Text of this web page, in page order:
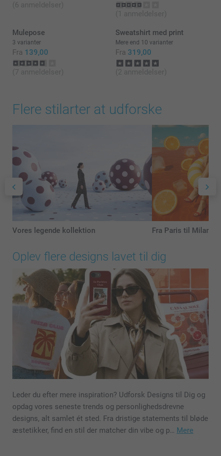
(6 anmeldelser)
(1 anmeldelser)
Mulepose
3 varianter
Fra 139,00
(7 anmeldelser)
Sweatshirt med print
Mere end 10 varianter
Fra 319,00
(2 anmeldelser)
Flere stilarter at udforske
Vores legende kollektion Fra Paris til Milano
Oplev flere designs lavet til dig
Leder du efter mere inspiration? Udforsk Designs til Dig og
opdag vores seneste trends og personlighedsdrevne
designs, alt samlet ét sted. Fra dristige statements til bløde
æstetikker, find en stil der matcher din vibe og p… Mere